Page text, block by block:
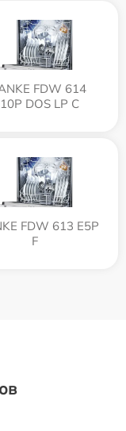
FDW 614
DOS LP C
FDW 613 E5P
F